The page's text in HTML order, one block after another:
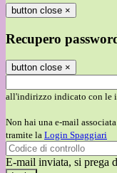
button close ×
Recupero
button close ×
all'indirizzo indicato con le
Non hai una e-mail
tramite la Login Spaggiari
E-mail inviata, si prega